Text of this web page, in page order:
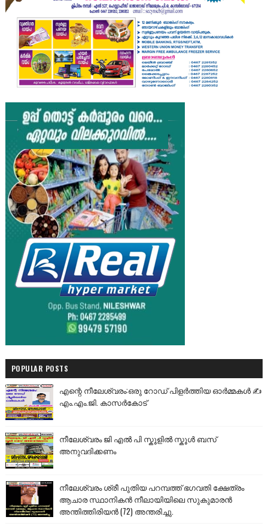
POPULAR POSTS
എന്റെ നീലേശ്വരം:ഒരു റോഡ് പിളർത്തിയ ഓർമ്മകൾ ✍️
എം.എം.ജി. കാസർകോട്
നീലേശ്വരം ജി എൽ പി സ്കൂളിൽ സ്കൂൾ ബസ്
അനുവദിക്കണം
നീലേശ്വരം ശ്രീ പുതിയ പറമ്പത്ത് ഭഗവതി ക്ഷേത്രം
ആചാര സ്ഥാനികൻ നീലായിയിലെ സുകുമാരൻ
അന്തിത്തിരിയൻ (72) അന്തരിച്ചു.